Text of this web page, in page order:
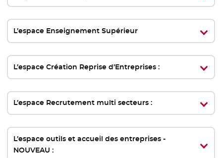
L’espace Enseignement Supérieur
L’espace Création Reprise d’Entreprises :
L’espace Recrutement multi secteurs :
L’espace outils et accueil des entreprises -
NOUVEAU :